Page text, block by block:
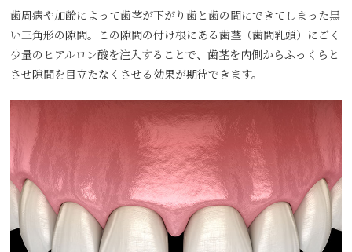
歯周病や加齢によって歯茎が下がり歯と歯の間にできてしまった黒
い三角形の隙間。この隙間の付け根にある歯茎（歯間乳頭）にごく
少量のヒアルロン酸を注入することで、歯茎を内側からふっくらと
させ隙間を目立たなくさせる効果が期待できます。